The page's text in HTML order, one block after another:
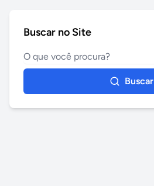
Buscar no Site
Buscar